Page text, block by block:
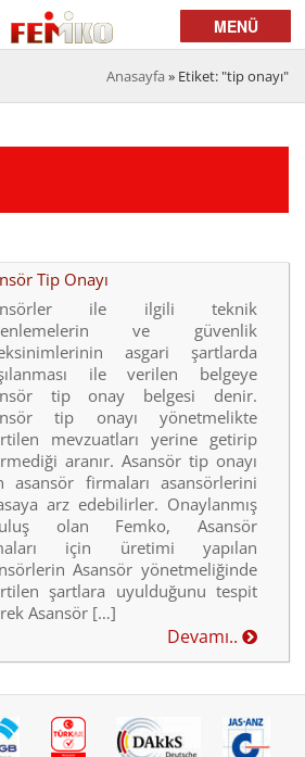
MENÜ
Anasayfa » Etiket: "tip onayı"
Tip Onayı
ile ilgili teknik
ve güvenlik
asgari şartlarda
ile verilen belgeye
tip onay belgesi denir.
tip onayı yönetmelikte
mevzuatları yerine getirip
aranır. Asansör tip onayı
asansör firmaları asansörlerini
arz edebilirler. Onaylanmış
olan Femko, Asansör
için üretimi yapılan
Asansör yönetmeliğinde
şartlara uyulduğunu tespit
Asansör […]
Devamı..